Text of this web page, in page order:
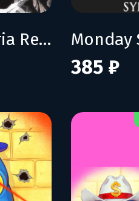
Tales of Berseria Remastered: Deluxe Edition Monday
385 ₽